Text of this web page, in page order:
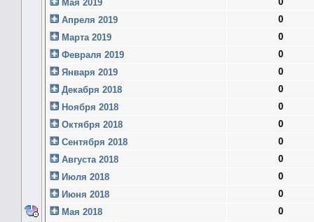
Мая 2019
Апреля 2019
0
Марта 2019
0
Февраля 2019
0
Января 2019
0
Декабря 2018
0
Ноября 2018
0
Октября 2018
0
Сентября 2018
0
Августа 2018
0
Июля 2018
0
Июня 2018
0
Мая 2018
0